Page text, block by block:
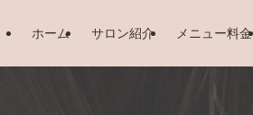
ホーム サロン紹介 メニュー料金